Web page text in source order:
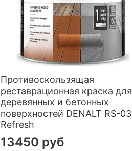
Противоскользящая
реставрационная краска для
деревянных и бетонных
поверхностей DENALT RS-03
Refresh
13450 руб